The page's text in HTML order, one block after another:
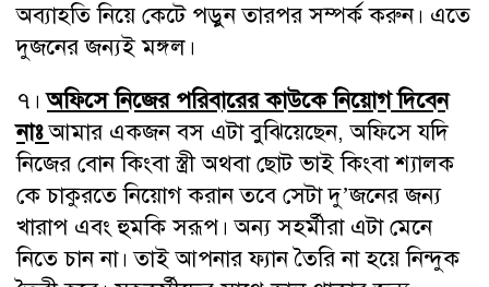
অব্যাহতি নিয়ে কেটে পড়ুন তারপর সম্পর্ক করুন। এতে
দুজনের জন্যই মঙ্গল।
৭।অফিসে নিজের পরিবারের কাউকে নিয়োগ দিবেন
নাঃ আমার একজন বস এটা বুঝিয়েছেন, অফিসে যদি
নিজের বোন কিংবা স্ত্রী অথবা ছোট ভাই কিংবা শ্যালক
কে চাকুরতে নিয়োগ করান তবে সেটা দু’জনের জন্য
খারাপ এবং হুমকি সরূপ। অন্য সহর্মীরা এটা মেনে
নিতে চান না। তাই আপনার ফ্যান তৈরি না হয়ে নিন্দুক